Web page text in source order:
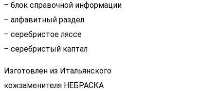
– блок справочной информации
– алфавитный раздел
– серебристое ляссе
– серебристый каптал
Изготовлен из Итальянского
кожзаменителя НЕБРАСКА